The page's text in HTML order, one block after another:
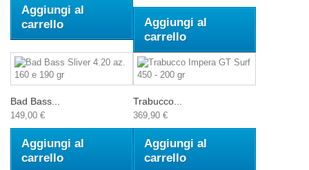
Aggiungi al
carrello
Aggiungi al
carrello
Bad Bass...
149,00 €
Aggiungi al
carrello
Trabucco...
369,90 €
Aggiungi al
carrello